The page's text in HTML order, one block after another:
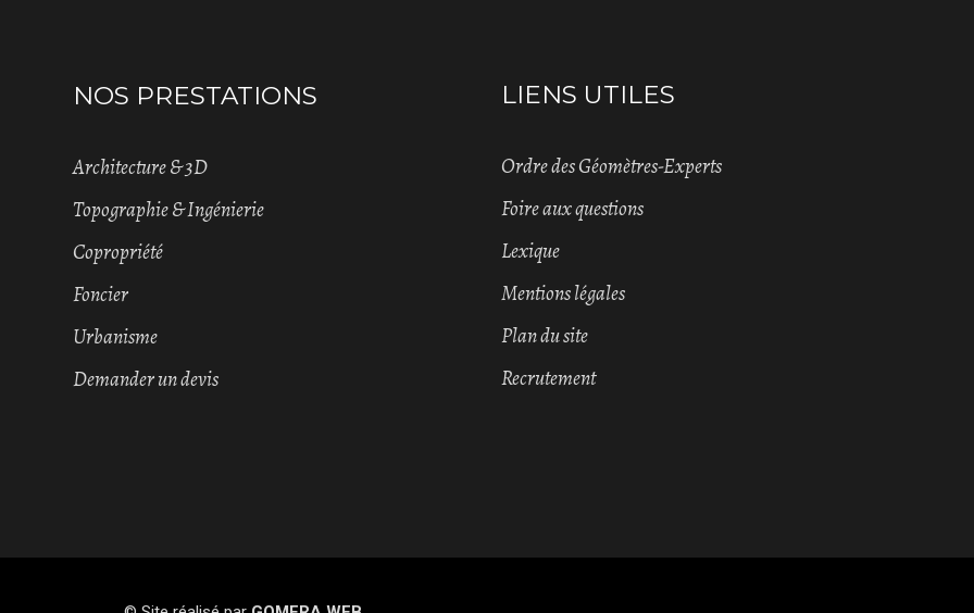
NOS PRESTATIONS
Architecture & 3D
Topographie & Ingénierie
Copropriété
Foncier
Urbanisme
Demander un devis
LIENS UTILES
Ordre des Géomètres-Experts
Foire aux questions
Lexique
Mentions légales
Plan du site
Recrutement